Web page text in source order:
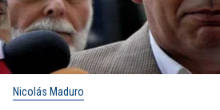
Nicolás Maduro